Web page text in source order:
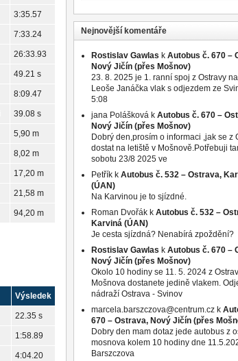
3:35.57
7:33.24
26:33.93
49.21 s
8:09.47
39.08 s
5,90 m
8,02 m
17,20 m
21,58 m
94,20 m
Výsledek
22.35 s
1:58.89
4:04.20
Nejnovější komentáře
Rostislav Gawlas k Autobus č. 670 –
Nový Jičín (přes Mošnov)
23. 8. 2025 je 1. ranní spoj z Ostravy
Leoše Janáčka vlak s odjezdem ze
5:08
jana Polášková k Autobus č. 670 –
Nový Jičín (přes Mošnov)
Dobrý den,prosím o informaci ,jak se z
dostat na letiště v Mošnově.Potřebuji
sobotu 23/8 2025 ve
Petřík k Autobus č. 532 – Ostrava,
(ÚAN)
Na Karvinou je to sjízdné.
Roman Dvořák k Autobus č. 532 –
Karviná (ÚAN)
Je cesta sjízdná? Nenabírá zpoždění?
Rostislav Gawlas k Autobus č. 670 –
Nový Jičín (přes Mošnov)
Okolo 10 hodiny se 11. 5. 2024 z
Mošnova dostanete jedině vlakem.
nádraží Ostrava - Svinov
marcela.barszczova@centrum.cz k
670 – Ostrava, Nový Jičín (přes
Dobry den mam dotaz jede autobus z
mosnova kolem 10 hodiny dne
Barszczova